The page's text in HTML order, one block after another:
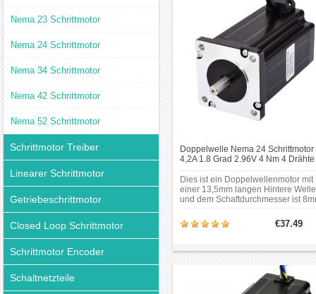
Nema 23 Schrittmotor
Nema 24 Schrittmotor
Nema 34 Schrittmotor
Nema 42 Schrittmotor
Nema 52 Schrittmotor
Schrittmotor Treiber
Linearer Schrittmotor
Getriebeschrittmotor
Closed Loop Schrittmotor
Schrittmotor Encoder
Schaltnetzteile
Doppelwelle Nema 24 Schrittmotor
4,2A 1.8 Grad 2.96V 4 Nm 4 Drähte
Dies ist ein Doppelwellenmotor mit
einer 13,5mm langen Hintere Welle
und dem Schaftdurchmesser ist
Hintere-Endkappe verfügbar, die für
Bremsen, Encoder für Handräder
€37.49